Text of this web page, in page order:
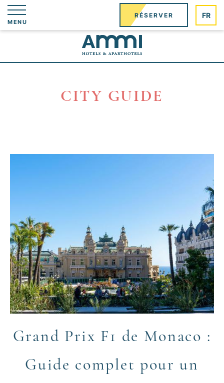
MENU
RÉSERVER FR
CITY GUIDE
Grand Prix F1 de Monaco :
Guide complet pour un
Panneau de gestion des cookies